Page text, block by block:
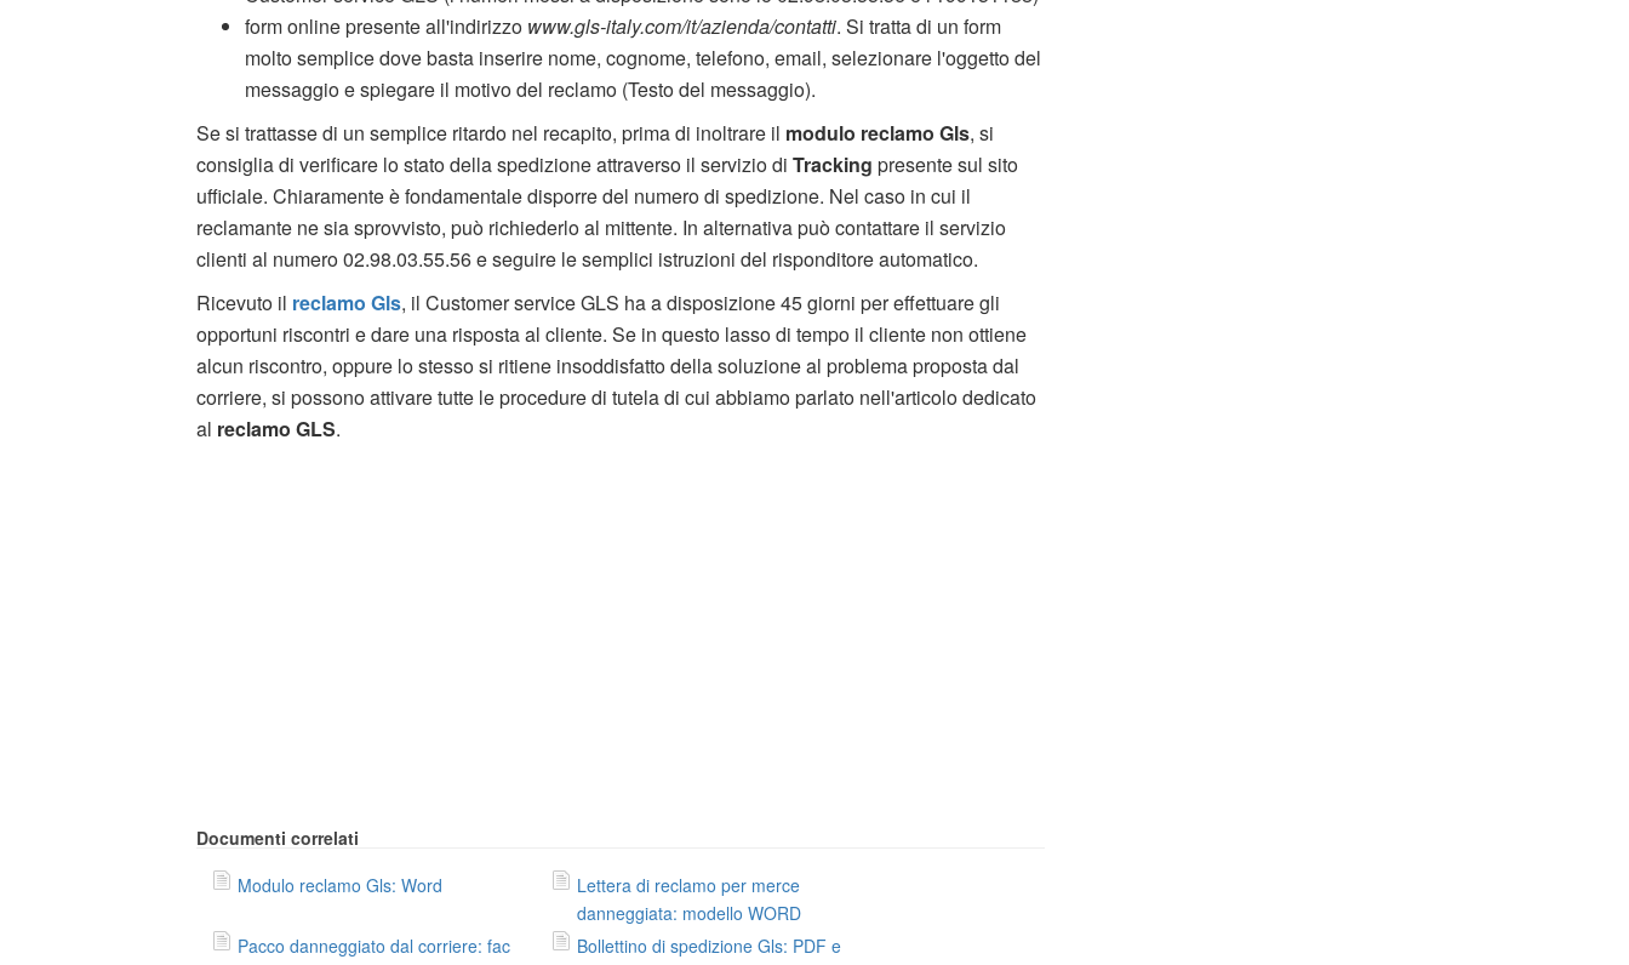
form online presente all'indirizzo www.gls-italy.com/it/azienda/contatti. Si tratta di un form
molto semplice dove basta inserire nome, cognome, telefono, email, selezionare l'oggetto del
messaggio e spiegare il motivo del reclamo (Testo del messaggio).
Se si trattasse di un semplice ritardo nel recapito, prima di inoltrare il modulo reclamo Gls, si
consiglia di verificare lo stato della spedizione attraverso il servizio di Tracking presente sul sito
ufficiale. Chiaramente è fondamentale disporre del numero di spedizione. Nel caso in cui il
reclamante ne sia sprovvisto, può richiederlo al mittente. In alternativa può contattare il servizio
clienti al numero 02.98.03.55.56 e seguire le semplici istruzioni del risponditore automatico.
Ricevuto il reclamo Gls, il Customer service GLS ha a disposizione 45 giorni per effettuare gli
opportuni riscontri e dare una risposta al cliente. Se in questo lasso di tempo il cliente non ottiene
alcun riscontro, oppure lo stesso si ritiene insoddisfatto della soluzione al problema proposta dal
corriere, si possono attivare tutte le procedure di tutela di cui abbiamo parlato nell'articolo dedicato
al reclamo GLS.
Documenti correlati
Modulo reclamo Gls: Word
Lettera di reclamo per merce
danneggiata: modello WORD
Pacco danneggiato dal corriere: fac
Bollettino di spedizione Gls: PDF e